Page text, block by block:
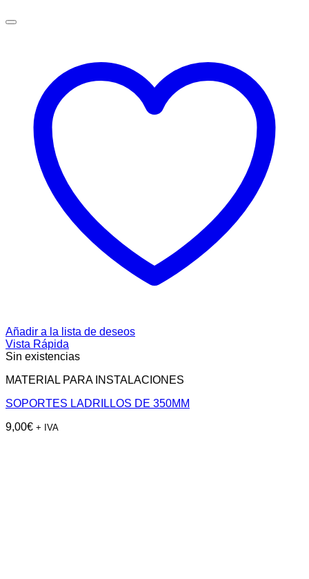
Añadir a la lista de deseos
Vista Rápida
Sin existencias
MATERIAL PARA INSTALACIONES
SOPORTES LADRILLOS DE 350MM
9,00€ + IVA